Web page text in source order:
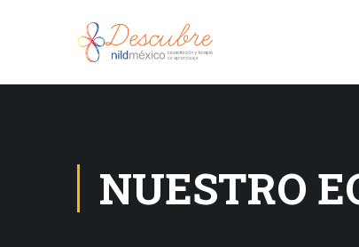
NUESTRO